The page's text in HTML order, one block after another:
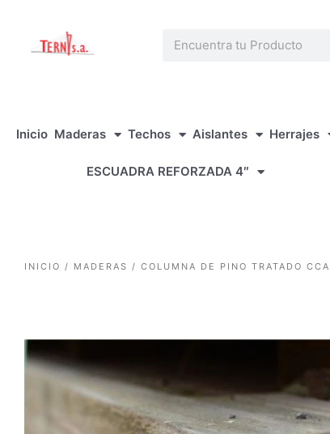
contenido
Search
Inicio Maderas Techos Aislantes Herrajes
ESCUADRA REFORZADA 4″
INICIO / MADERAS / COLUMNA DE PINO TRATADO